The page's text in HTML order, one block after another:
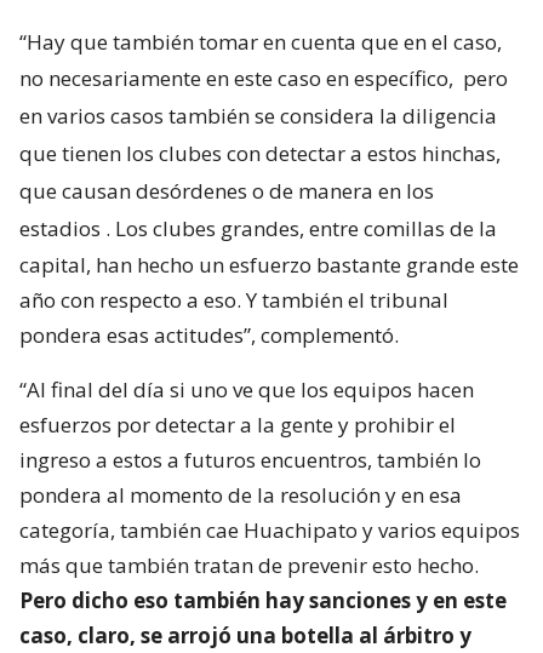
“Hay que también tomar en cuenta que en el caso,
no necesariamente en este caso en específico, pero
en varios casos también se considera la diligencia
que tienen los clubes con detectar a estos hinchas,
que causan desórdenes o de manera en los
estadios . Los clubes grandes, entre comillas de la
capital, han hecho un esfuerzo bastante grande este
año con respecto a eso. Y también el tribunal
pondera esas actitudes”, complementó.
“Al final del día si uno ve que los equipos hacen
esfuerzos por detectar a la gente y prohibir el
ingreso a estos a futuros encuentros, también lo
pondera al momento de la resolución y en esa
categoría, también cae Huachipato y varios equipos
más que también tratan de prevenir esto hecho.
Pero dicho eso también hay sanciones y en este
caso, claro, se arrojó una botella al árbitro y